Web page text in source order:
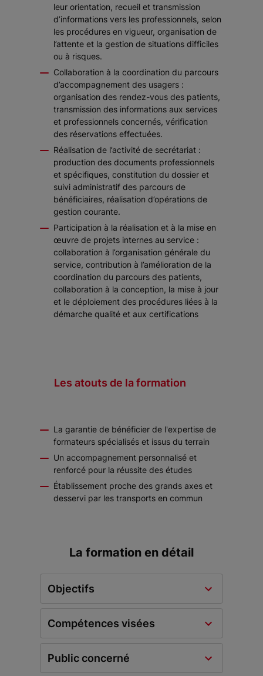
leur orientation, recueil et transmission
d’informations vers les professionnels, selon
les procédures en vigueur, organisation de
l’attente et la gestion de situations difficiles
ou à risques.
Collaboration à la coordination du parcours
d’accompagnement des usagers :
organisation des rendez-vous des patients,
transmission des informations aux services
et professionnels concernés, vérification
des réservations effectuées.
Réalisation de l’activité de secrétariat :
production des documents professionnels
et spécifiques, constitution du dossier et
suivi administratif des parcours de
bénéficiaires, réalisation d’opérations de
gestion courante.
Participation à la réalisation et à la mise en
œuvre de projets internes au service :
collaboration à l’organisation générale du
service, contribution à l’amélioration de la
coordination du parcours des patients,
collaboration à la conception, la mise à jour
et le déploiement des procédures liées à la
démarche qualité et aux certifications
Les atouts de la formation
La garantie de bénéficier de l'expertise de
formateurs spécialisés et issus du terrain
Un accompagnement personnalisé et
renforcé pour la réussite des études
Établissement proche des grands axes et
desservi par les transports en commun
La formation en détail
Objectifs
Compétences visées
Public concerné